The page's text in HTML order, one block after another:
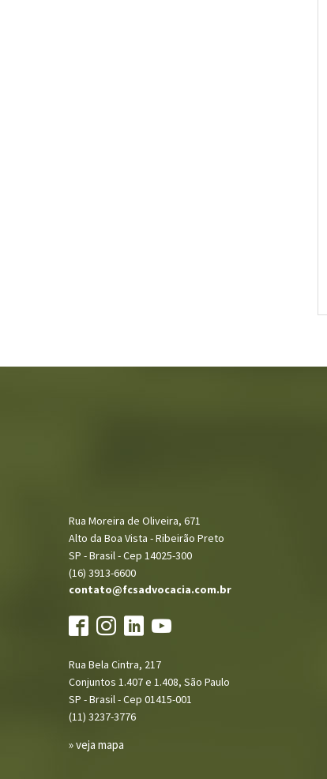
Rua Moreira de Oliveira, 671
Alto da Boa Vista - Ribeirão Preto
SP - Brasil - Cep 14025-300
(16) 3913-6600
contato@fcsadvocacia.com.br
Rua Bela Cintra, 217
Conjuntos 1.407 e 1.408, São Paulo
SP - Brasil - Cep 01415-001
(11) 3237-3776
» veja mapa